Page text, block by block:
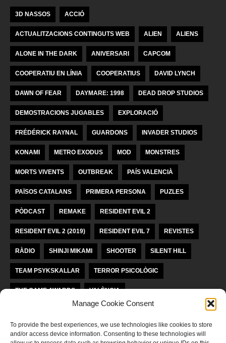
Manage Cookie Consent
To provide the best experiences, we use technologies like cookies to store
and/or access device information. Consenting to these technologies will
3D NASSOS ACCIÓ
ACTUALITZACIONS CONTINGUTS WEB ALIEN ALIENS
ALONE IN THE DARK ANIVERSARI CAPCOM
COOPERATIU EN LÍNIA COOPERATIUS DAVID LYNCH
DAWN OF FEAR DAYMARE: 1998 DEAD DROP STUDIOS
DEMOSTRACIONS JUGABLES EXPLORACIÓ
FRÉDÉRICK RAYNAL GUARDONS INVADER STUDIOS
KONAMI METRO EXODUS MOD MONSTRES
MORTS VIVENTS OUTBREAK PAÍS VALENCIÀ
PAÏSOS CATALANS PRIMERA PERSONA PUZLES
PÒDCAST REMAKE RESIDENT EVIL 2
RESIDENT EVIL 2 (2019) RESIDENT EVIL 7 REVISTES
RÀDIO SHINJI MIKAMI SHOOTER SILENT HILL
TEAM PSYKSKALLAR TERROR PSICOLÒGIC
THE GAME AWARDS VALÈNCIA
LLICÈNCIA KREA KOMUNAĴO